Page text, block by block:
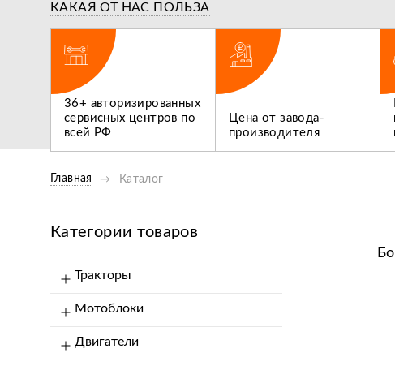
КАКАЯ ОТ НАС ПОЛЬЗА
36+ авторизированных
сервисных центров по
всей РФ
Цена от завода-
производителя
Обзор Опрыскивателей
Flagman 300/1 И Flagman
400/1
Нам нужен
трактор
Главная Каталог
Категории товаров
Тракторы
Мотоблоки
Двигатели